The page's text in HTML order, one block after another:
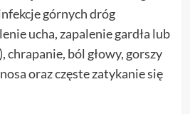
górnych dróg
ucha, zapalenie gardła lub
chrapanie, ból głowy, gorszy
oraz częste zatykanie się